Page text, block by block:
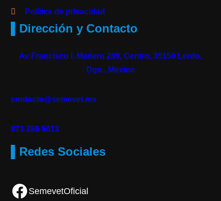
Política de privacidad
▌Dirección y Contacto
Av Francisco I. Madero 289, Centro, 35150 Lerdo,
Dgo., Mexico
contacto@semevet.mx
871 286 5013
▌Redes Sociales
Facebook SemevetOficial